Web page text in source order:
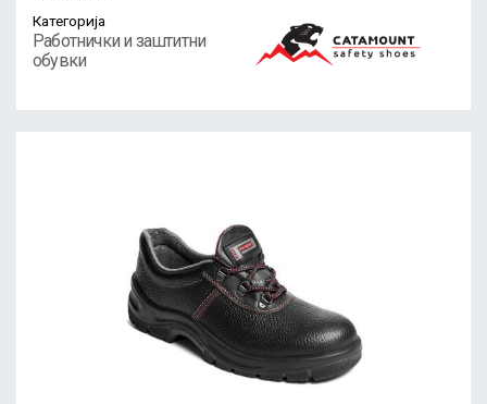
Категорија
Работнички и заштитни
обувки